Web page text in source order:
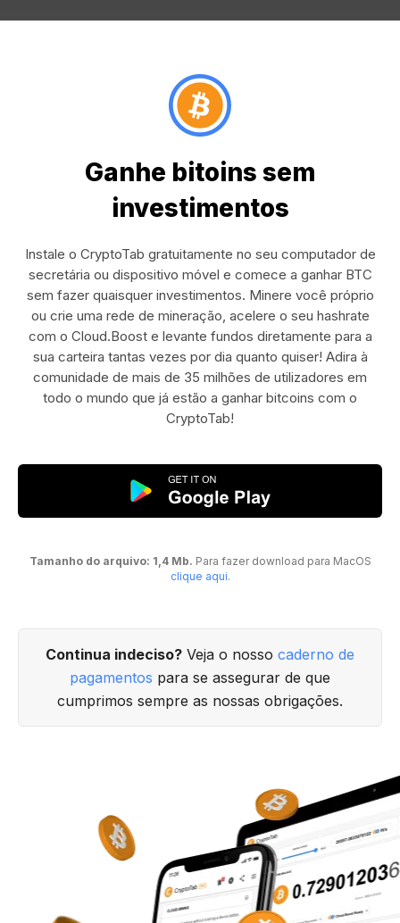
Ganhe bitoins sem
investimentos
Instale o CryptoTab gratuitamente no seu computador de
secretária ou dispositivo móvel e comece a ganhar BTC
sem fazer quaisquer investimentos. Minere você próprio
ou crie uma rede de mineração, acelere o seu hashrate
com o Cloud.Boost e levante fundos diretamente para a
sua carteira tantas vezes por dia quanto quiser! Adira à
comunidade de mais de 35 milhões de utilizadores em
todo o mundo que já estão a ganhar bitcoins com o
CryptoTab!
Tamanho do arquivo: 1,4 Mb. Para fazer download para MacOS
clique aqui.
Continua indeciso? Veja o nosso caderno de
pagamentos para se assegurar de que
cumprimos sempre as nossas obrigações.